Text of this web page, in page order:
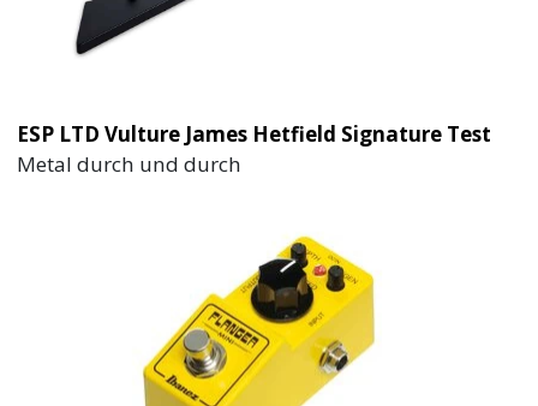
ESP LTD Vulture James Hetfield Signature Test
Metal durch und durch